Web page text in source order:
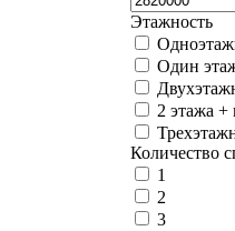
Этажность
Один
2 этажа +
Количество
1
2
3